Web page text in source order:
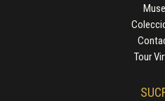
Tour